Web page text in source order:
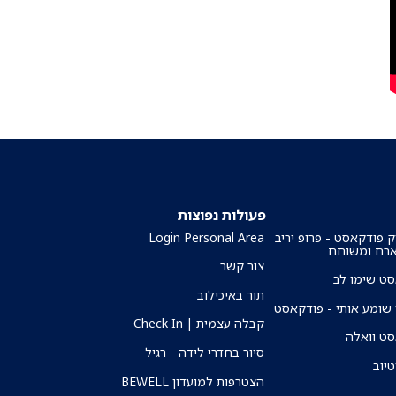
פודקאסט - פרופ יריב
ומשוחח
שימו לב
שומע אותי - פודקאסט
וואלה
פעולות נפוצות
Login Personal Area
צור קשר
תור באיכילוב
קבלה עצמית | Check In
סיור בחדרי לידה - רגיל
הצטרפות למועדון BEWELL